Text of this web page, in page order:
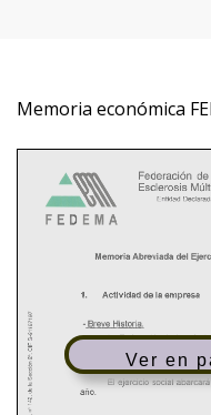
Memoria económica
Ver en